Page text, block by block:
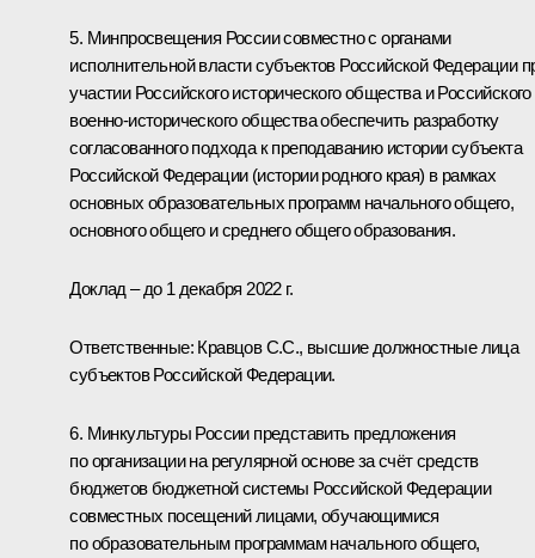
5. Минпросвещения России совместно с органами
исполнительной власти субъектов Российской Федерации
участии Российского исторического общества и Российского
военно-­исторического общества обеспечить разработку
согласованного подхода к преподаванию истории субъекта
Российской Федерации (истории родного края) в рамках
основных образовательных программ начального общего,
основного общего и среднего общего образования.
Доклад – до 1 декабря 2022 г.
Ответственные: Кравцов С.С., высшие должностные лица
субъектов Российской Федерации.
6. Минкультуры России представить предложения
по организации на регулярной основе за счёт средств
бюджетов бюджетной системы Российской Федерации
совместных посещений лицами, обучающимися
по образовательным программам начального общего,